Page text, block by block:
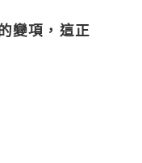
變項，這正